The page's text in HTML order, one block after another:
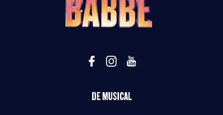
DE MUSICAL